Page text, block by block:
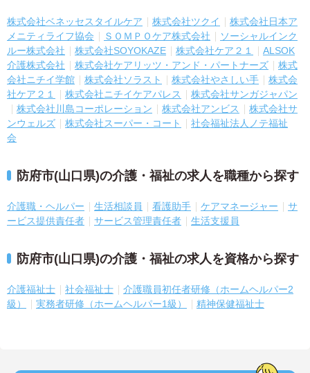
株式会社ベネッセスタイルケア 株式会社ツクイ
株式会社日本ア
メニティライフ協会
ＳＯＭＰＯケア株式会社
ソーシャルインク
ルー株式会社
株式会社SOYOKAZE 株式会社ケア２１
ALSOK
介護株式会社
株式会社ケアリッツ・アンド・パートナーズ
株式
会社ニチイ学館
株式会社ソラスト 株式会社やさしい手
株式会
社ケア２１
株式会社ニチイケアパレス
株式会社サンガジャパン
株式会社川島コーポレーション
株式会社アンビス
株式会社サ
ンウェルズ
株式会社スーパー・コート
社会福祉法人ノテ福祉
会
防府市(山口県)の介護・福祉の求人を職種から探す
介護職・ヘルパー 生活相談員 看護助手 ケアマネージャー
サ
ービス提供責任者
サービス管理責任者 生活支援員
防府市(山口県)の介護・福祉の求人を資格から探す
介護福祉士 社会福祉士
介護職員初任者研修（ホームヘルパー2
級）
実務者研修（ホームヘルパー1級） 精神保健福祉士